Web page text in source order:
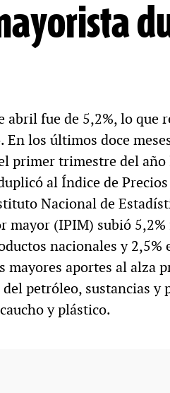
fue de 5,2%, lo que
En los últimos doce
primer trimestre del
al Índice de
Nacional de
mayor (IPIM) subió
nacionales y
mayores aportes al alza
petróleo, sustancias
y plástico.